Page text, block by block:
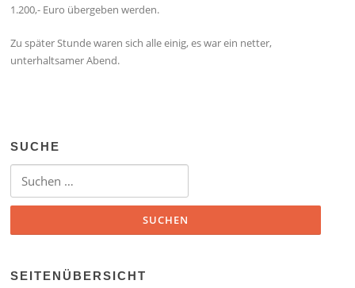
1.200,- Euro übergeben werden.
Zu später Stunde waren sich alle einig, es war ein netter,
unterhaltsamer Abend.
SUCHE
nach:
SEITENÜBERSICHT